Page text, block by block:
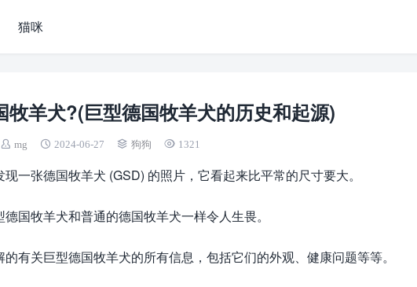
猫咪
牧羊犬?(巨型德国牧羊犬的历史和起源)
mg 2024-06-27 狗狗 1321
一张德国牧羊犬 (GSD) 的照片，它看起来比平常的尺寸要大。
国牧羊犬和普通的德国牧羊犬一样令人生畏。
有关巨型德国牧羊犬的所有信息，包括它们的外观、健康问题等等。